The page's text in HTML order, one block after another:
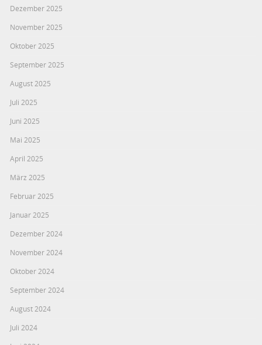
Dezember 2025
November 2025
Oktober 2025
September 2025
August 2025
Juli 2025
Juni 2025
Mai 2025
April 2025
März 2025
Februar 2025
Januar 2025
Dezember 2024
November 2024
Oktober 2024
September 2024
August 2024
Juli 2024